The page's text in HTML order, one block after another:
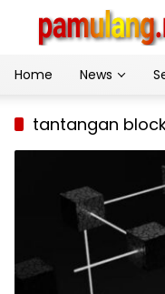
Home
News
tantangan